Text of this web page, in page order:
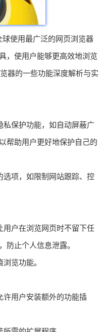
使用最广泛的网页浏览器
，使用户能够更高效地浏览
器的一些功能深度解析与实
保护功能，如自动屏蔽广
帮助用户更好地保护自己的
项，如限制网站跟踪、控
户在浏览网页时不留下任
防止个人信息泄露。
览功能。
用户安装额外的功能插